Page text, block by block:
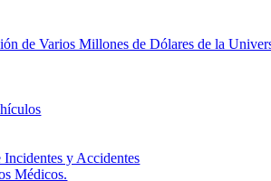
de Varios Millones de Dólares de la
y Accidentes
Médicos.